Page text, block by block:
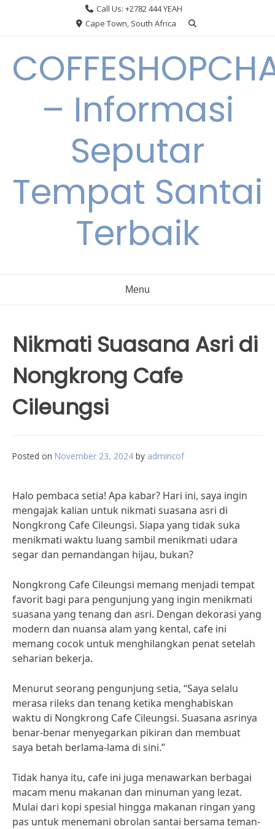
Call Us: +2782 444 YEAH
Cape Town, South Africa
– Informasi
Seputar
Tempat Santai
Terbaik
Menu
Nikmati Suasana Asri di
Nongkrong Cafe
Cileungsi
Posted on November 23, 2024 by admincof
Halo pembaca setia! Apa kabar? Hari ini, saya ingin
mengajak kalian untuk nikmati suasana asri di
Nongkrong Cafe Cileungsi. Siapa yang tidak suka
menikmati waktu luang sambil menikmati udara
segar dan pemandangan hijau, bukan?
Nongkrong Cafe Cileungsi memang menjadi tempat
favorit bagi para pengunjung yang ingin menikmati
suasana yang tenang dan asri. Dengan dekorasi yang
modern dan nuansa alam yang kental, cafe ini
memang cocok untuk menghilangkan penat setelah
seharian bekerja.
Menurut seorang pengunjung setia, “Saya selalu
merasa rileks dan tenang ketika menghabiskan
waktu di Nongkrong Cafe Cileungsi. Suasana asrinya
benar-benar menyegarkan pikiran dan membuat
saya betah berlama-lama di sini.”
Tidak hanya itu, cafe ini juga menawarkan berbagai
macam menu makanan dan minuman yang lezat.
Mulai dari kopi spesial hingga makanan ringan yang
pas untuk menemani obrolan santai bersama teman-